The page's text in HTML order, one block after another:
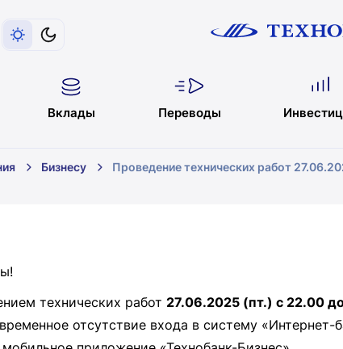
Вклады Переводы
Бизнесу Проведение технических работ
технических работ 27.06.2025 (пт.) c 22.00
отсутствие входа в систему «Интернет-